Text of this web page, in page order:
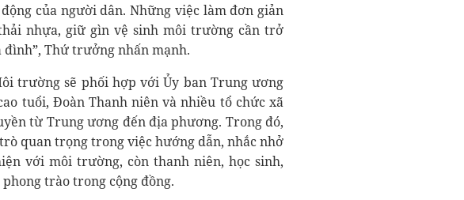
của người dân. Những việc làm đơn giản
nhựa, giữ gìn vệ sinh môi trường cần trở
Thứ trưởng nhấn mạnh.
trường sẽ phối hợp với Ủy ban Trung ương
tuổi, Đoàn Thanh niên và nhiều tổ chức xã
từ Trung ương đến địa phương. Trong đó,
quan trọng trong việc hướng dẫn, nhắc nhở
với môi trường, còn thanh niên, học sinh,
trào trong cộng đồng.